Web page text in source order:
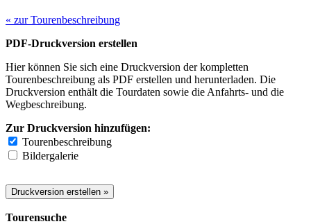
« zur Tourenbeschreibung
PDF-Druckversion erstellen
Hier können Sie sich eine Druckversion der kompletten
Tourenbeschreibung als PDF erstellen und herunterladen. Die
Druckversion enthält die Tourdaten sowie die Anfahrts- und die
Wegbeschreibung.
Zur Druckversion hinzufügen:
Tourenbeschreibung
Bildergalerie
Tourensuche